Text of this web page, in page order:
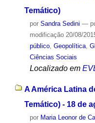
Temático)
por Sandra Sedini —
modificação20/08/
público, Geopolítica,
Ciências Sociais
Localizado em
A América Latina
Temático) - 18 de
por Maria Leonor de